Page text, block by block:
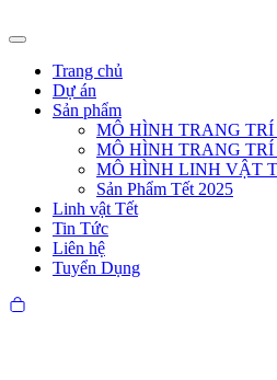
Trang chủ
Dự án
Sản phẩm
MÔ HÌNH TRANG
MÔ HÌNH TRANG TRÍ
MÔ HÌNH LINH VẬT
Sản Phẩm Tết 2025
Linh vật Tết
Tin Tức
Liên hệ
Tuyển Dụng